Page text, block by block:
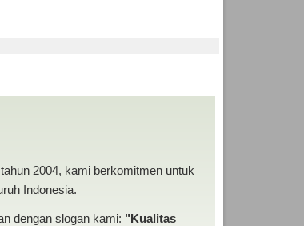
2004, kami berkomitmen untuk
Indonesia.
dengan slogan kami: "Kualitas